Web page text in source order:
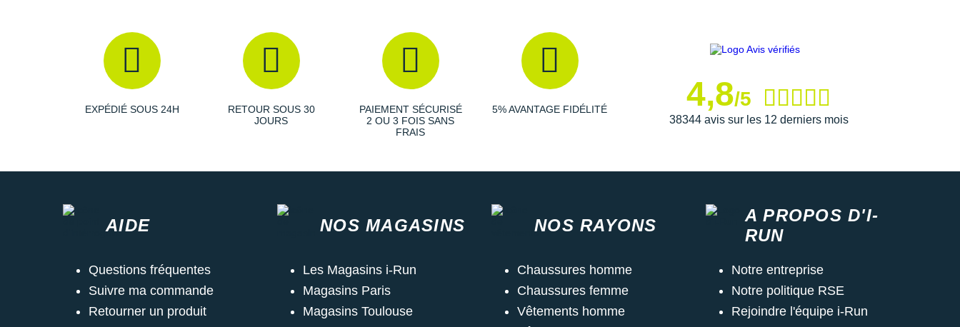
EXPÉDIÉ SOUS 24H
RETOUR SOUS 30
JOURS
PAIEMENT SÉCURISÉ
2 OU 3 FOIS SANS
FRAIS
5% AVANTAGE FIDÉLITÉ 4,8/5
38344 avis sur les 12 derniers mois
AIDE
Questions fréquentes
Suivre ma commande
Retourner un produit
NOS MAGASINS
Les Magasins i-Run
Magasins Paris
Magasins Toulouse
NOS RAYONS
Chaussures homme
Chaussures femme
Vêtements homme
A PROPOS D'I-
RUN
Notre entreprise
Notre politique RSE
Rejoindre l'équipe i-Run